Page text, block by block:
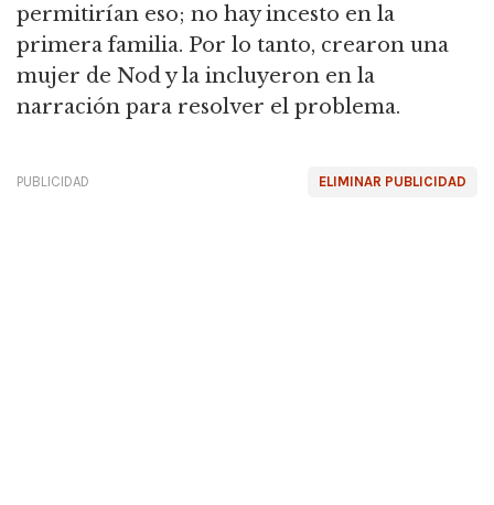
permitirían eso; no hay incesto en la
primera familia. Por lo tanto, crearon una
mujer de Nod y la incluyeron en la
narración para resolver el problema.
ELIMINAR PUBLICIDAD
PUBLICIDAD